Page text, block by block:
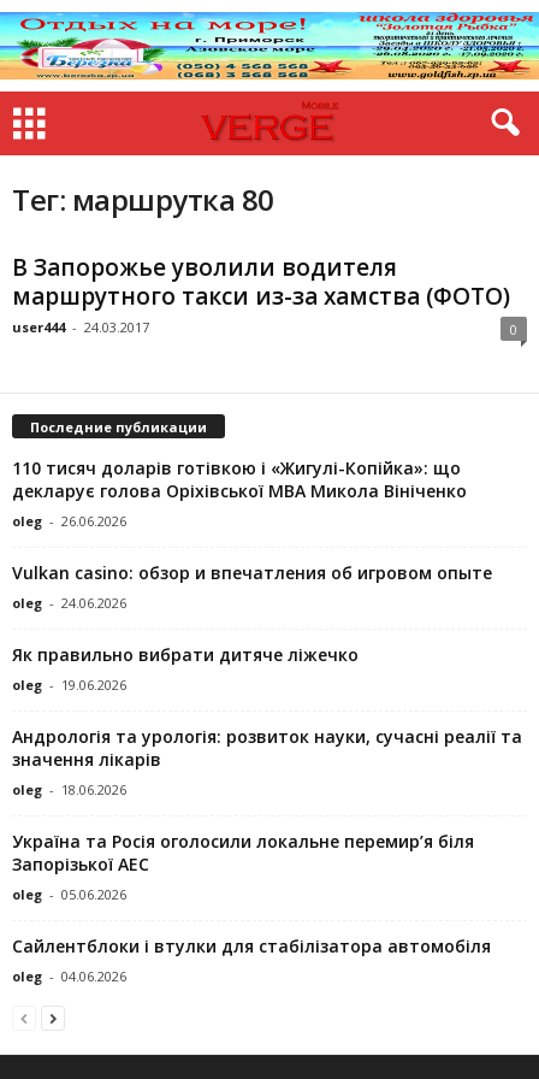
Тег: маршрутка 80
В Запорожье уволили водителя
маршрутного такси из-за хамства (ФОТО)
user444 - 24.03.2017 0
Последние публикации
110 тисяч доларів готівкою і «Жигулі-Копійка»: що
декларує голова Оріхівської МВА Микола Вініченко
oleg - 26.06.2026
Vulkan casino: обзор и впечатления об игровом опыте
oleg - 24.06.2026
Як правильно вибрати дитяче ліжечко
oleg - 19.06.2026
Андрологія та урологія: розвиток науки, сучасні реалії та
значення лікарів
oleg - 18.06.2026
Україна та Росія оголосили локальне перемир’я біля
Запорізької АЕС
oleg - 05.06.2026
Сайлентблоки і втулки для стабілізатора автомобіля
oleg - 04.06.2026